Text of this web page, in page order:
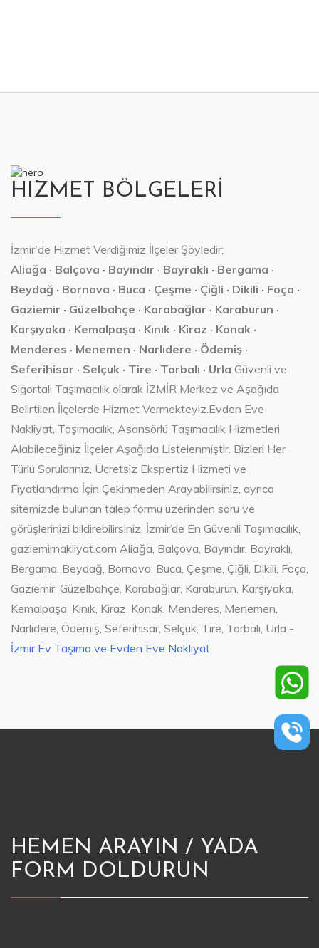
HIZMET BÖLGELERİ
İzmir'de Hizmet Verdiğimiz İlçeler Şöyledir;
Aliağa · Balçova · Bayındır · Bayraklı · Bergama ·
Beydağ · Bornova · Buca · Çeşme · Çiğli · Dikili · Foça ·
Gaziemir · Güzelbahçe · Karabağlar · Karaburun ·
Karşıyaka · Kemalpaşa · Kınık · Kiraz · Konak ·
Menderes · Menemen · Narlıdere · Ödemiş ·
Seferihisar · Selçuk · Tire · Torbalı · Urla Güvenli ve
Sigortalı Taşımacılık olarak İZMİR Merkez ve Aşağıda
Belirtilen İlçelerde Hizmet Vermekteyiz.Evden Eve
Nakliyat, Taşımacılık, Asansörlü Taşımacılık Hizmetleri
Alabileceğiniz İlçeler Aşağıda Listelenmiştir. Bizleri Her
Türlü Sorularınız, Ücretsiz Ekspertiz Hizmeti ve
Fiyatlandırma İçin Çekinmeden Arayabilirsiniz, ayrıca
sitemizde bulunan talep formu üzerinden soru ve
görüşlerinizi bildirebilirsiniz. İzmir’de En Güvenli Taşımacılık,
gaziemirnakliyat.com Aliağa, Balçova, Bayındır, Bayraklı,
Bergama, Beydağ, Bornova, Buca, Çeşme, Çiğli, Dikili, Foça,
Gaziemir, Güzelbahçe, Karabağlar, Karaburun, Karşıyaka,
Kemalpaşa, Kınık, Kiraz, Konak, Menderes, Menemen,
Narlıdere, Ödemiş, Seferihisar, Selçuk, Tire, Torbalı, Urla -
İzmir Ev Taşıma ve Evden Eve Nakliyat
HEMEN ARAYIN / YADA
FORM DOLDURUN